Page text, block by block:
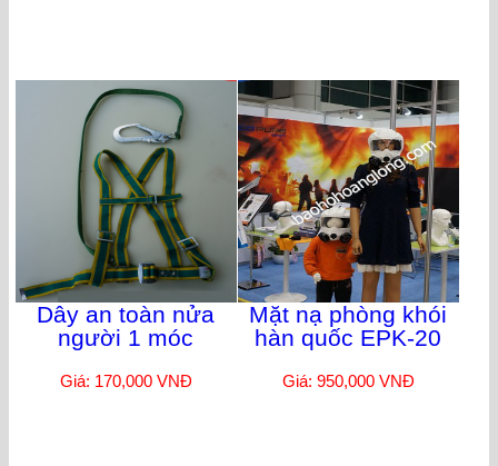
Dây an toàn nửa
người 1 móc
Giá: 170,000 VNĐ
Mặt nạ phòng khói
hàn quốc EPK-20
Giá: 950,000 VNĐ